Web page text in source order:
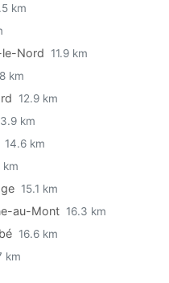
km
le-Nord 11.9 km
km
12.9 km
km
14.6 km
km
15.1 km
au-Mont 16.3 km
16.6 km
km